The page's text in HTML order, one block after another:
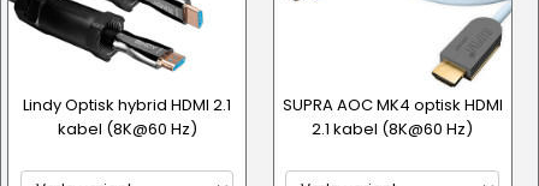
Lindy Optisk hybrid HDMI 2.1
kabel (8K@60 Hz)
SUPRA AOC MK4 optisk HDMI
2.1 kabel (8K@60 Hz)